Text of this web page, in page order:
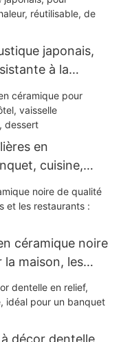
japonais,
à la
en
cuisine,
pour steak,
céramique noire
maison, les
tasse,
décor dentelle